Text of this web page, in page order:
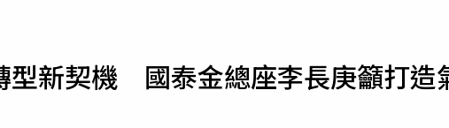
運動
型新契機 國泰金總座李長庚籲打造